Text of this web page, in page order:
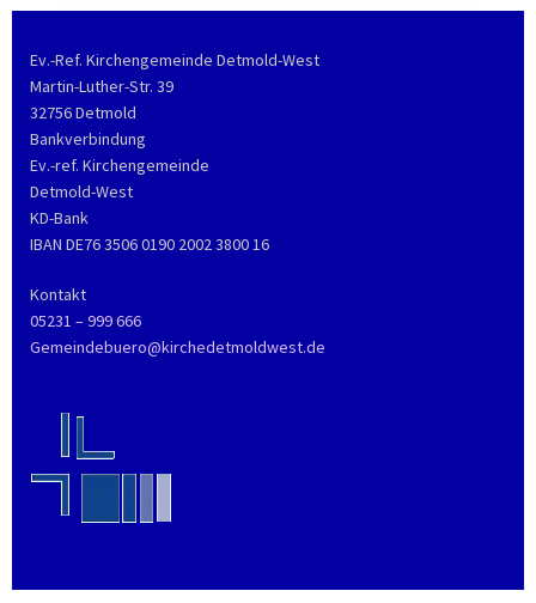
Ev.-Ref. Kirchengemeinde Detmold-West
Martin-Luther-Str. 39
32756 Detmold
Bankverbindung
Ev.-ref. Kirchengemeinde
Detmold-West
KD-Bank
IBAN DE76 3506 0190 2002 3800 16
Kontakt
05231 – 999 666
Gemeindebuero@kirchedetmoldwest.de